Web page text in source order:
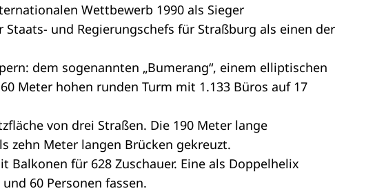
Wettbewerb 1990 als Sieger
und Regierungschefs für Straßburg als einen der
dem sogenannten „Bumerang“, einem elliptischen
Meter hohen runden Turm mit 1.133 Büros auf 17
von drei Straßen. Die 190 Meter lange
zehn Meter langen Brücken gekreuzt.
Balkonen für 628 Zuschauer. Eine als Doppelhelix
60 Personen fassen.